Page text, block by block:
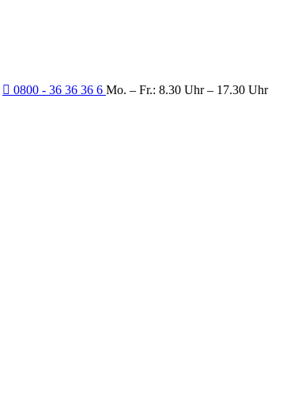
0800 - 36 36 36 6 Mo. – Fr.: 8.30 Uhr – 17.30 Uhr